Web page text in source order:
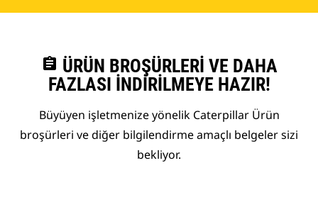
assignment ÜRÜN BROŞÜRLERI VE DAHA
FAZLASI İNDIRILMEYE HAZIR!
Büyüyen işletmenize yönelik Caterpillar Ürün
broşürleri ve diğer bilgilendirme amaçlı belgeler sizi
bekliyor.